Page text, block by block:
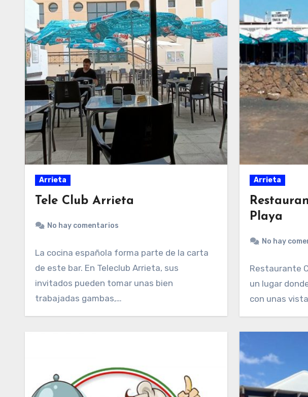
Arrieta
Tele Club Arrieta
No hay comentarios
La cocina española forma parte de la carta
de este bar. En Teleclub Arrieta, sus
invitados pueden tomar unas bien
trabajadas gambas,…
Arrieta
Playa
No hay
Restaurante
un lugar
con unas